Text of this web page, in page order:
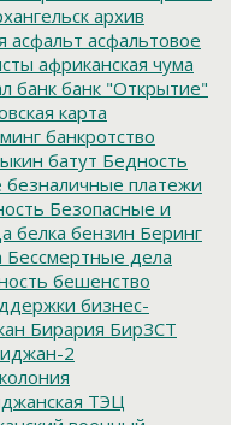
архив
асфальт асфальтовое
африканская чума
банк банк "Открытие"
карта
банкротство
батут Бедность
безналичные платежи
Безопасные и
белка бензин Беринг
Бессмертные дела
бешенство
бизнес-
Бирария БирЗСТ
2
ТЭЦ